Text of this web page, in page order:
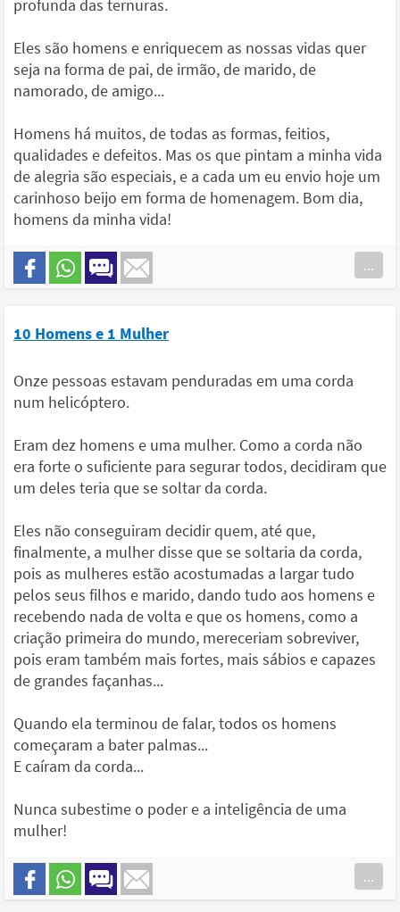
profunda das ternuras.
Eles são homens e enriquecem as nossas vidas quer
seja na forma de pai, de irmão, de marido, de
namorado, de amigo...
Homens há muitos, de todas as formas, feitios,
qualidades e defeitos. Mas os que pintam a minha vida
de alegria são especiais, e a cada um eu envio hoje um
carinhoso beijo em forma de homenagem. Bom dia,
homens da minha vida!
...
10 Homens e 1 Mulher
Onze pessoas estavam penduradas em uma corda
num helicóptero.
Eram dez homens e uma mulher. Como a corda não
era forte o suficiente para segurar todos, decidiram que
um deles teria que se soltar da corda.
Eles não conseguiram decidir quem, até que,
finalmente, a mulher disse que se soltaria da corda,
pois as mulheres estão acostumadas a largar tudo
pelos seus filhos e marido, dando tudo aos homens e
recebendo nada de volta e que os homens, como a
criação primeira do mundo, mereceriam sobreviver,
pois eram também mais fortes, mais sábios e capazes
de grandes façanhas...
Quando ela terminou de falar, todos os homens
começaram a bater palmas...
E caíram da corda...
Nunca subestime o poder e a inteligência de uma
mulher!
...